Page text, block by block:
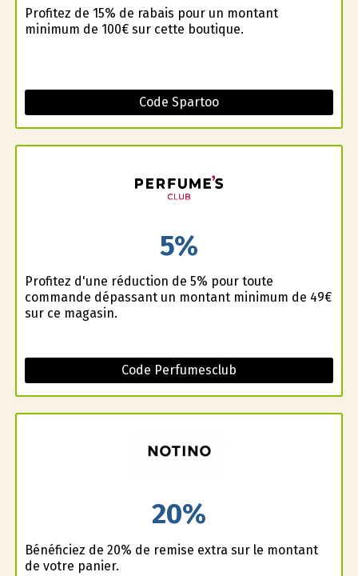
Profitez de 15% de rabais pour un montant
minimum de 100€ sur cette boutique.
Code Spartoo
5%
Profitez d'une réduction de 5% pour toute
commande dépassant un montant minimum de 49€
sur ce magasin.
Code Perfumesclub
20%
Bénéficiez de 20% de remise extra sur le montant
de votre panier.